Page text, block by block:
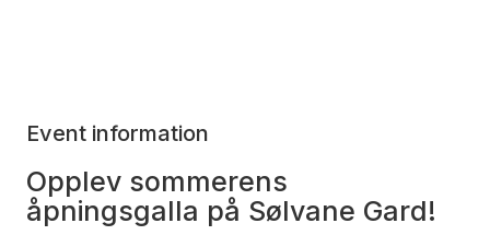
Event information
Opplev sommerens
åpningsgalla på Sølvane Gard!